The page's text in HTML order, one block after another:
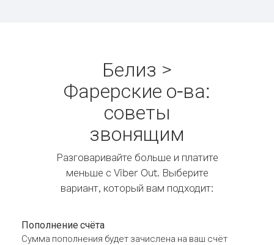
Белиз >
Фарерские о-ва:
советы
звонящим
Разговаривайте больше и платите
меньше с Viber Out. Выберите
вариант, который вам подходит:
Пополнение счёта
Сумма пополнения будет зачислена на ваш счёт